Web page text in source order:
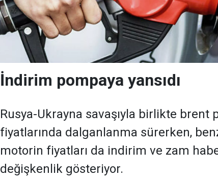
İndirim pompaya yansıdı
Rusya-Ukrayna savaşıyla birlikte brent
fiyatlarında dalganlanma sürerken,
motorin fiyatları da indirim ve zam
değişkenlik gösteriyor.